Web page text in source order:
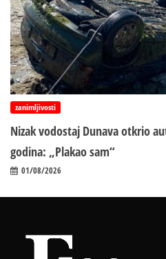
zanimljivosti
Nizak vodostaj Dunava otkrio
godina: „Plakao sam“
01/08/2026